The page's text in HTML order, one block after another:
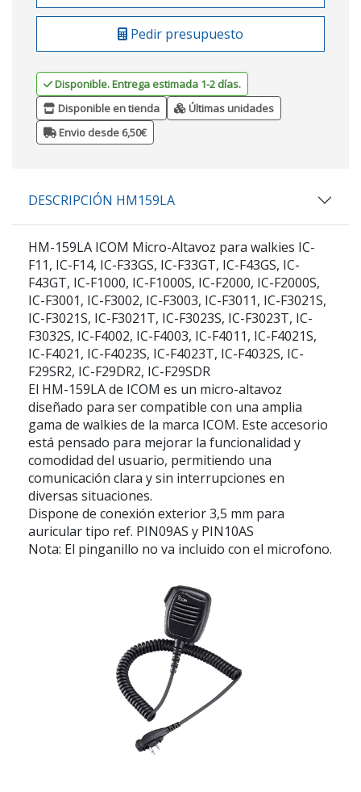
Pedir presupuesto
Disponible. Entrega estimada 1-2 días.
Disponible en tienda
Últimas unidades
Envio desde 6,50€
DESCRIPCIÓN HM159LA
HM-159LA ICOM Micro-Altavoz para walkies IC-
F11, IC-F14, IC-F33GS, IC-F33GT, IC-F43GS, IC-
F43GT, IC-F1000, IC-F1000S, IC-F2000, IC-F2000S,
IC-F3001, IC-F3002, IC-F3003, IC-F3011, IC-F3021S,
IC-F3021S, IC-F3021T, IC-F3023S, IC-F3023T, IC-
F3032S, IC-F4002, IC-F4003, IC-F4011, IC-F4021S,
IC-F4021, IC-F4023S, IC-F4023T, IC-F4032S, IC-
F29SR2, IC-F29DR2, IC-F29SDR
El HM-159LA de ICOM es un micro-altavoz
diseñado para ser compatible con una amplia
gama de walkies de la marca ICOM. Este accesorio
está pensado para mejorar la funcionalidad y
comodidad del usuario, permitiendo una
comunicación clara y sin interrupciones en
diversas situaciones.
Dispone de conexión exterior 3,5 mm para
auricular tipo ref. PIN09AS y PIN10AS
Nota: El pinganillo no va incluido con el microfono.